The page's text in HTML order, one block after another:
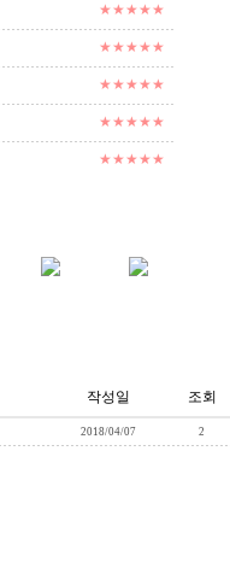
★★★★★
★★★★★
★★★★★
★★★★★
★★★★★
작성일 조회
2018/04/07 2